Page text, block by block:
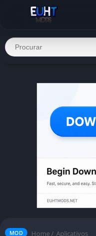
MOD Home / Aplicativos